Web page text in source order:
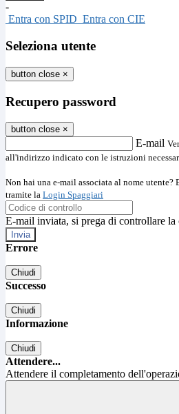
-
Entra con SPID Entra con CIE
Seleziona utente
button close ×
Recupero password
button close ×
E-mail
all'indirizzo indicato con le istruzioni
Non hai una e-mail associata al nome utente?
tramite la Login Spaggiari
E-mail inviata, si prega di controllare la
Errore
Chiudi
Successo
Chiudi
Informazione
Chiudi
Attendere...
Attendere il completamento